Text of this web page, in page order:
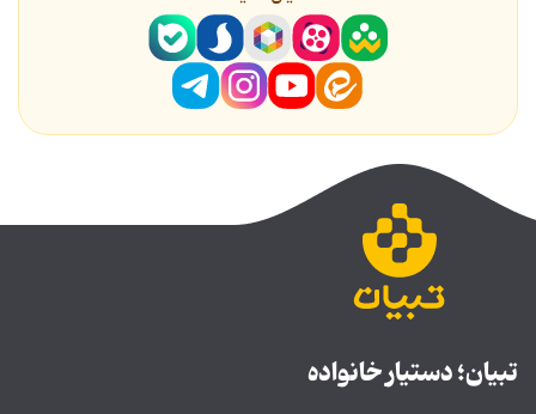
تبیان؛ دستیار خانواده